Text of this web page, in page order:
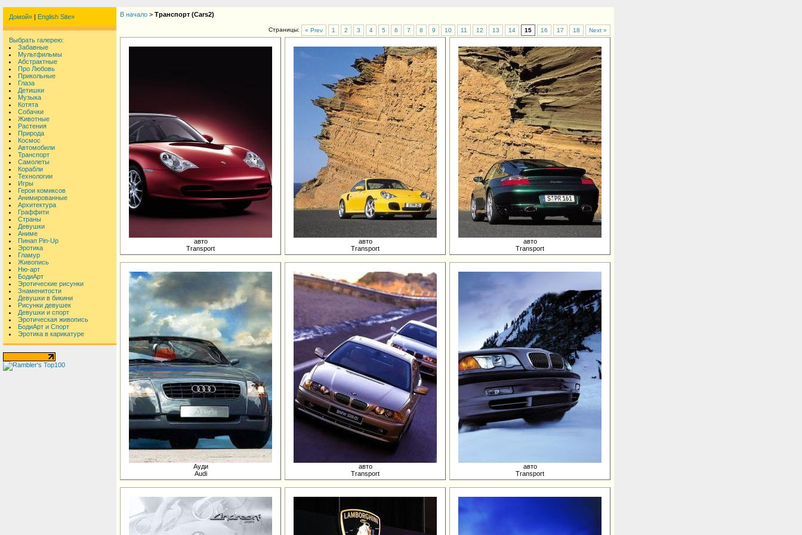
Домой» | English Site»
Выбрать галерею:
Забавные
Мультфильмы
Абстрактные
Про Любовь
Прикольные
Глаза
Детишки
Музыка
Котята
Собачки
Животные
Растения
Природа
Космос
Автомобили
Транспорт
Самолеты
Корабли
Технологии
Игры
Герои комиксов
Анимированные
Архитектура
Граффити
Страны
Девушки
Аниме
Пинап Pin-Up
Эротика
Гламур
Живопись
Ню-арт
БодиАрт
Эротические рисунки
Знаменитости
Девушки в бикини
Рисунки девушек
Девушки и спорт
Эротическая живопись
БодиАрт и Спорт
Эротика в карикатуре
В начало > Транспорт (Cars2)
Страницы: « Prev 1 2 3 4 5 6 7 8 9 10 11 12 13 14 15 16 17 18 Next »
авто
Transport
авто
Transport
авто
Transport
Ауди
Audi
авто
Transport
авто
Transport